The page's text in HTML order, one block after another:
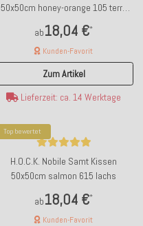
50x50cm honey-orange 105 terra
ab18,04 €*
Kunden-Favorit
Zum Artikel
Lieferzeit: ca. 14 Werktage
Top bewertet
H.O.C.K. Nobile Samt Kissen
50x50cm salmon 615 lachs
ab18,04 €*
Kunden-Favorit